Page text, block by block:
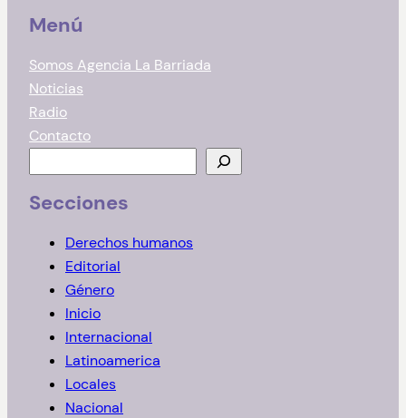
Menú
Somos Agencia La Barriada
Noticias
Radio
Contacto
u
s
Secciones
Derechos humanos
Editorial
Género
Inicio
Internacional
Latinoamerica
Locales
Nacional